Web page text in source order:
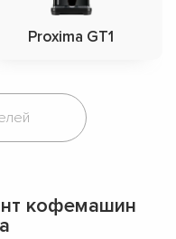
Proxima GT1
кофемашин